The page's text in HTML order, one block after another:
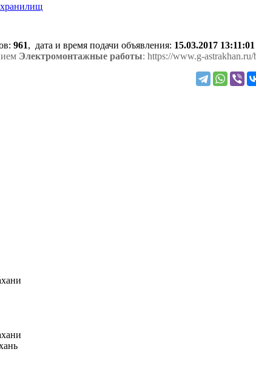
: 961, дата и время подачи объявления: 15.03.2017 13:11:01
Электромонтажные работы: https://www.g-